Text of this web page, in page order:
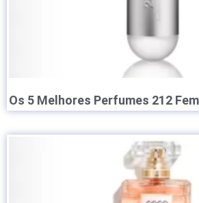
Os 5 Melhores Perfumes 212